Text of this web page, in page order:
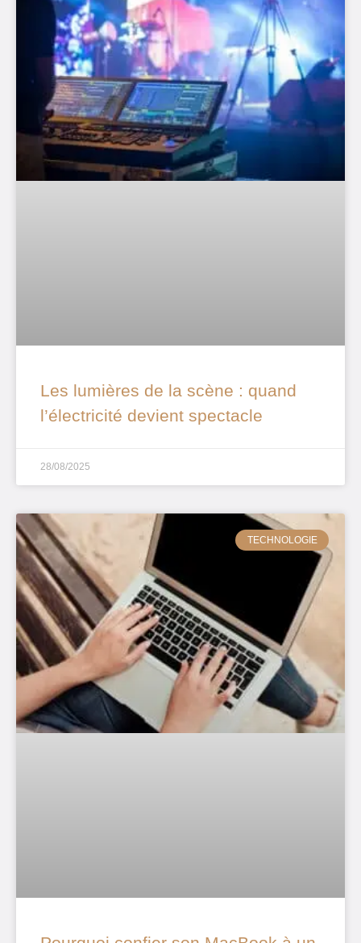
Les lumières de la scène : quand
l’électricité devient spectacle
28/08/2025
TECHNOLOGIE